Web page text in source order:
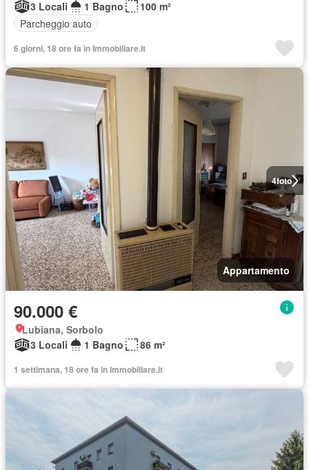
3 Locali
1 Bagno
100 m²
Parcheggio auto
6 giorni, 18 ore fa in Immobiliare.it
4foto
Appartamento
90.000 €
Lubiana, Sorbolo
3 Locali
1 Bagno 86 m²
1 settimana, 18 ore fa in Immobiliare.it